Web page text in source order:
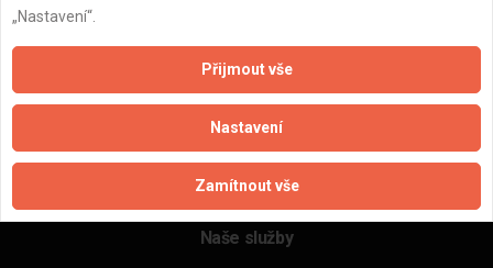
Zpracování a ochrana osobních údajů
Zásady pro používání souborů cookie
Obchodní podmínky (zprostředkování)
Obchodní podmínky (rozpočtování)
Reference
Naše excelové tabulky online
Naše služby
„Nastavení“.
Přijmout vše
Nastavení
Zamítnout vše